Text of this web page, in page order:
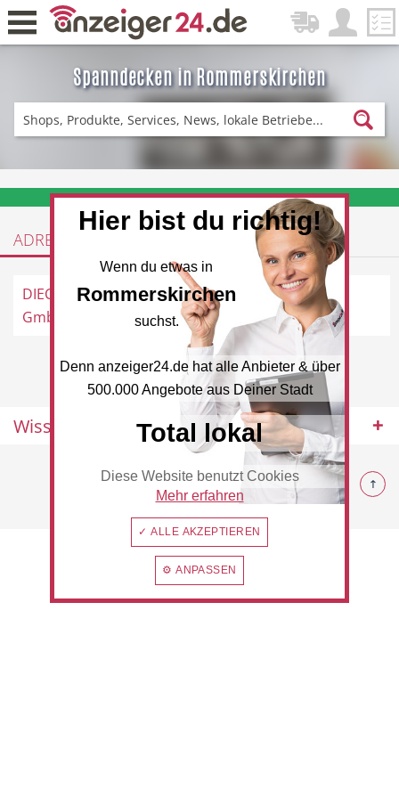
Spanndecken in Rommerskirchen
Zurück
Einkaufen
DE-News News
Restaurant Hotel
Beauty & Wellness Auto
Handwerk Sport & Freizeit
❤️ Aktuelle Angebote & Prospekte per Newsletter erhalten
ADRESSEN
DIECORA Baustoffe
GmbH
Am Eckinghof 1-00, 41569
Rommerskirchen
Wissenswertes
Hier bist du richtig!
Wenn du etwas in
Rommerskirchen
suchst.
Denn anzeiger24.de hat alle Anbieter & über
500.000 Angebote aus Deiner Stadt
Total lokal
Diese Website benutzt Cookies
Mehr erfahren
✓ ALLE AKZEPTIEREN
⚙ ANPASSEN